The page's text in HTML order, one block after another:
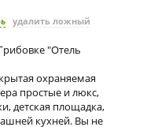
удалить ложный
"Отель
охраняемая
простые и люкс,
детская площадка,
кухней. Вы не